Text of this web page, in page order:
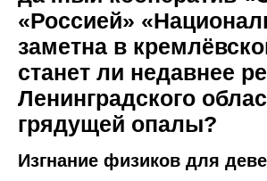
«Россией»
заметна в
станет ли недавнее
Ленинградского
грядущей опалы?
Изгнание физиков для